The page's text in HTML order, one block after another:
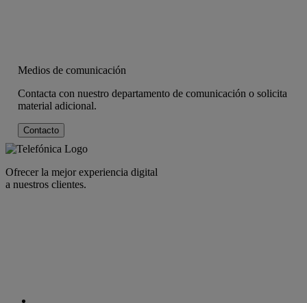
Medios de comunicación
Contacta con nuestro departamento de comunicación o solicita
material adicional.
Contacto
Ofrecer la mejor experiencia digital
a nuestros clientes.